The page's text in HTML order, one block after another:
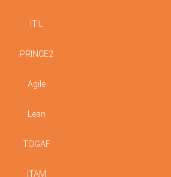
ITIL
PRINCE2
Agile
Lean
TOGAF
ITAM